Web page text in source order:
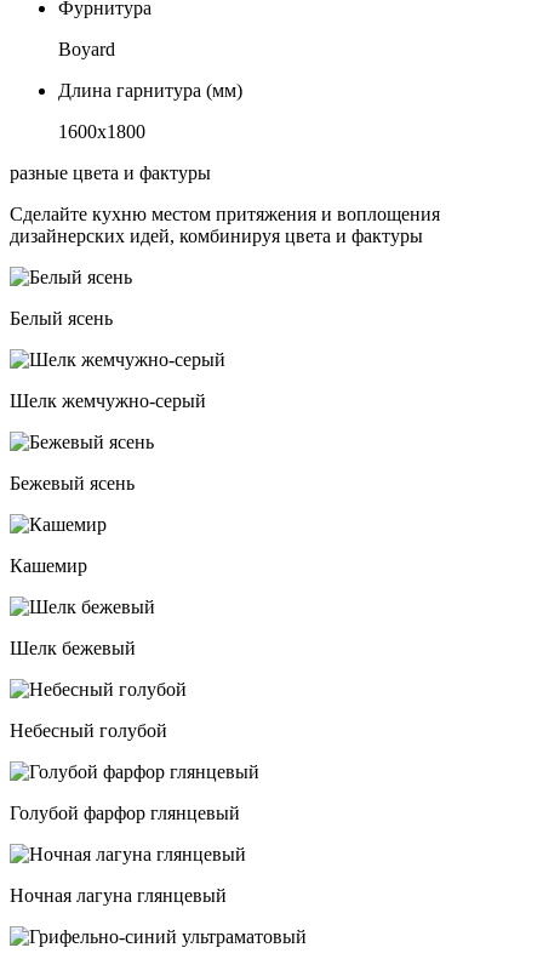
Фурнитура
Boyard
Длина гарнитура (мм)
1600х1800
разные цвета и фактуры
Сделайте кухню местом притяжения и воплощения
дизайнерских идей, комбинируя цвета и фактуры
Белый ясень
Шелк жемчужно-серый
Бежевый ясень
Кашемир
Шелк бежевый
Небесный голубой
Голубой фарфор глянцевый
Ночная лагуна глянцевый